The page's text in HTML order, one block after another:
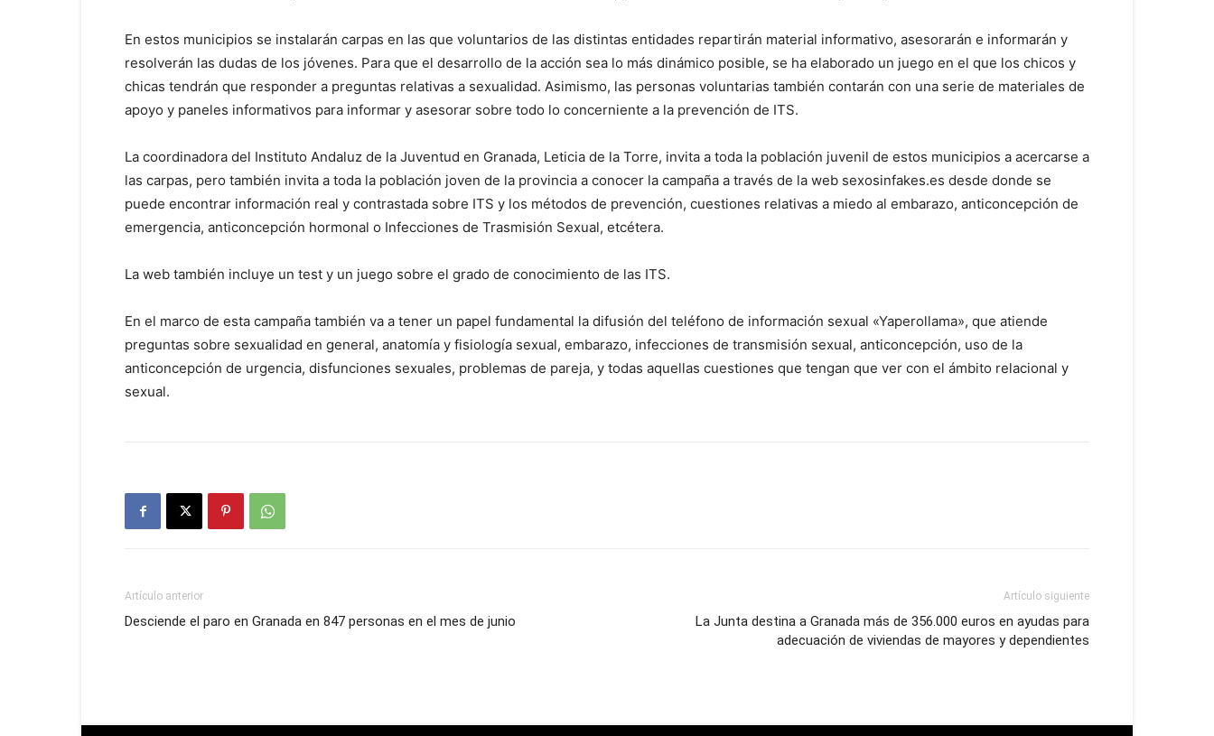
En estos municipios se instalarán carpas en las que voluntarios de las distintas entidades repartirán material informativo, asesorarán e informarán y
resolverán las dudas de los jóvenes. Para que el desarrollo de la acción sea lo más dinámico posible, se ha elaborado un juego en el que los chicos y
chicas tendrán que responder a preguntas relativas a sexualidad. Asimismo, las personas voluntarias también contarán con una serie de materiales de
apoyo y paneles informativos para informar y asesorar sobre todo lo concerniente a la prevención de ITS.
La coordinadora del Instituto Andaluz de la Juventud en Granada, Leticia de la Torre, invita a toda la población juvenil de estos municipios a acercarse a
las carpas, pero también invita a toda la población joven de la provincia a conocer la campaña a través de la web sexosinfakes.es desde donde se
puede encontrar información real y contrastada sobre ITS y los métodos de prevención, cuestiones relativas a miedo al embarazo, anticoncepción de
emergencia, anticoncepción hormonal o Infecciones de Trasmisión Sexual, etcétera.
La web también incluye un test y un juego sobre el grado de conocimiento de las ITS.
En el marco de esta campaña también va a tener un papel fundamental la difusión del teléfono de información sexual «Yaperollama», que atiende
preguntas sobre sexualidad en general, anatomía y fisiología sexual, embarazo, infecciones de transmisión sexual, anticoncepción, uso de la
anticoncepción de urgencia, disfunciones sexuales, problemas de pareja, y todas aquellas cuestiones que tengan que ver con el ámbito relacional y
sexual.
Artículo anterior
Desciende el paro en Granada en 847 personas en el mes de junio
Artículo siguiente
La Junta destina a Granada más de 356.000 euros en ayudas para
adecuación de viviendas de mayores y dependientes